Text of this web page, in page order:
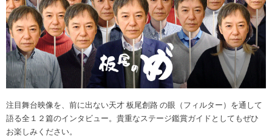
注目舞台映像を、前に出ない天才 板尾創路 の眼（フィルター）を通して
語る全１２篇のインタビュー。貴重なステージ鑑賞ガイドとしてもぜひ
お楽しみください。